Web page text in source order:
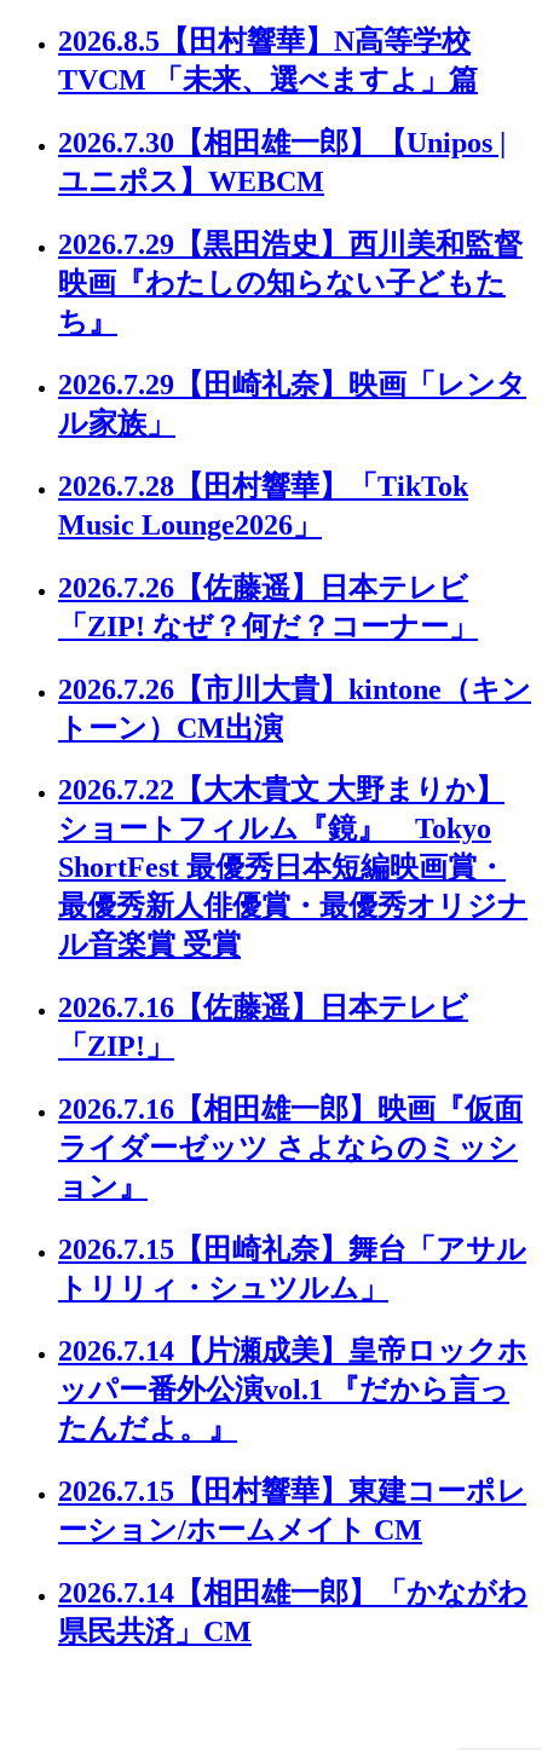
2026.8.5 【田村響華】N高等学校
TVCM 「未来、選べますよ」篇
2026.7.30 【相田雄一郎】【Unipos |
ユニポス】WEBCM
2026.7.29 【黒田浩史】西川美和監督
映画『わたしの知らない子どもた
ち』
2026.7.29 【田崎礼奈】映画「レンタ
ル家族」
2026.7.28 【田村響華】「TikTok
Music Lounge2026」
2026.7.26 【佐藤遥】日本テレビ
「ZIP! なぜ？何だ？コーナー」
2026.7.26 【市川大貴】kintone（キン
トーン）CM出演
2026.7.22 【大木貴文 大野まりか】
ショートフィルム『鏡』 Tokyo
ShortFest 最優秀日本短編映画賞・
最優秀新人俳優賞・最優秀オリジナ
ル音楽賞 受賞
2026.7.16 【佐藤遥】日本テレビ
「ZIP!」
2026.7.16 【相田雄一郎】映画『仮面
ライダーゼッツ さよならのミッシ
ョン』
2026.7.15 【田崎礼奈】舞台「アサル
トリリィ・シュツルム」
2026.7.14 【片瀬成美】皇帝ロックホ
ッパー番外公演vol.1 『だから言っ
たんだよ。』
2026.7.15 【田村響華】東建コーポレ
ーション/ホームメイト CM
2026.7.14 【相田雄一郎】「かながわ
県民共済」CM